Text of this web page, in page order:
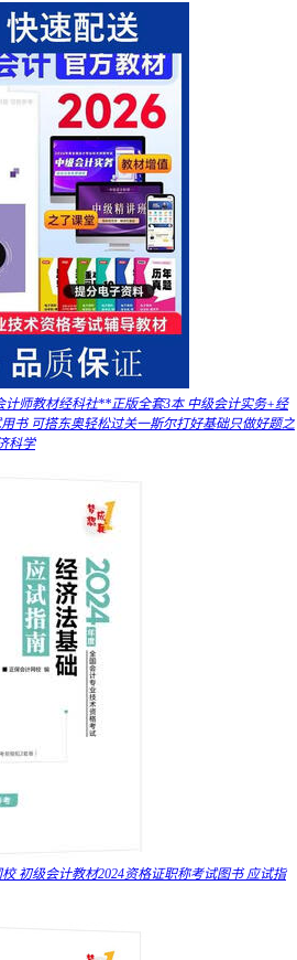
计师教材经科社**正版全套3本 中级会计实务+经
书 可搭东奥轻松过关一斯尔打好基础只做好题之
科学
初级会计教材2024资格证职称考试图书 应试指